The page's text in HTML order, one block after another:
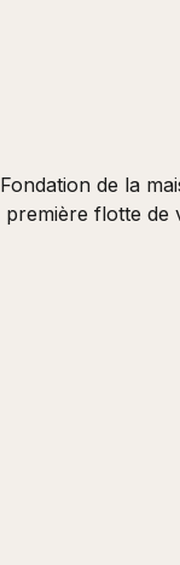
Fondation de la
première flotte de